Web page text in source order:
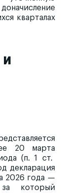
кварталах
и
20 марта
(п. 1 ст.
декларация
2026 года —
который